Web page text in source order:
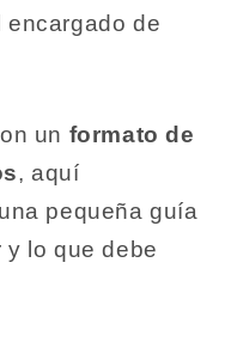
encargado de
un formato de
, aquí
pequeña guía
lo que debe